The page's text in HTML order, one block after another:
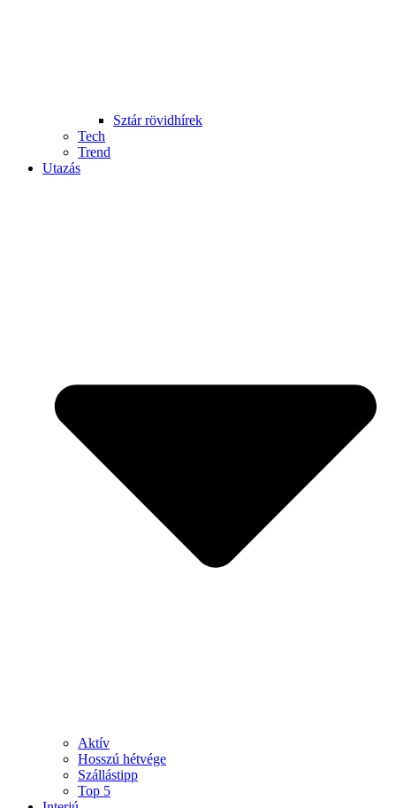
Sztár rövidhírek
Tech
Trend
Utazás
Aktív
Hosszú hétvége
Szállástipp
Top 5